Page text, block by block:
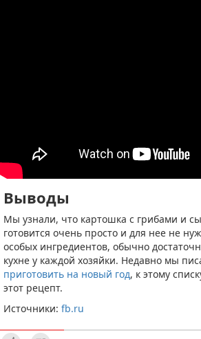
Выводы
Мы узнали, что картошка с грибами и
готовится очень просто и для нее не
особых ингредиентов, обычно
кухне у каждой хозяйки. Недавно мы
приготовить на новый год, к этому
этот рецепт.
Источники: fb.ru